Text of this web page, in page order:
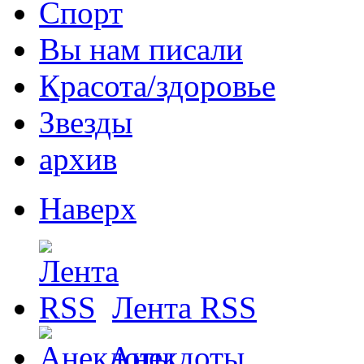
Спорт
Вы нам писали
Красота/здоровье
Звезды
архив
Наверх
Лента RSS